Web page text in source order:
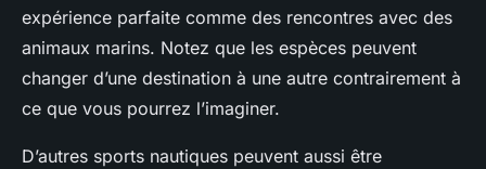
expérience parfaite comme des rencontres avec des
animaux marins. Notez que les espèces peuvent
changer d’une destination à une autre contrairement à
ce que vous pourrez l’imaginer.
D’autres sports nautiques peuvent aussi être